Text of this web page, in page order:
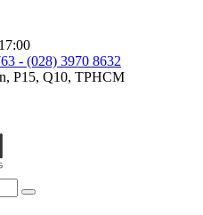
- (028) 3970 8632
P15, Q10, TPHCM